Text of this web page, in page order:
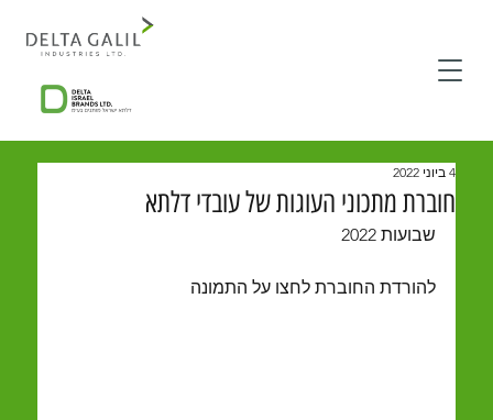
חוברת מתכוני העוגות של עובדי דלתא
4 ביוני 2022
שבועות 2022
להורדת החוברת לחצו על התמונה